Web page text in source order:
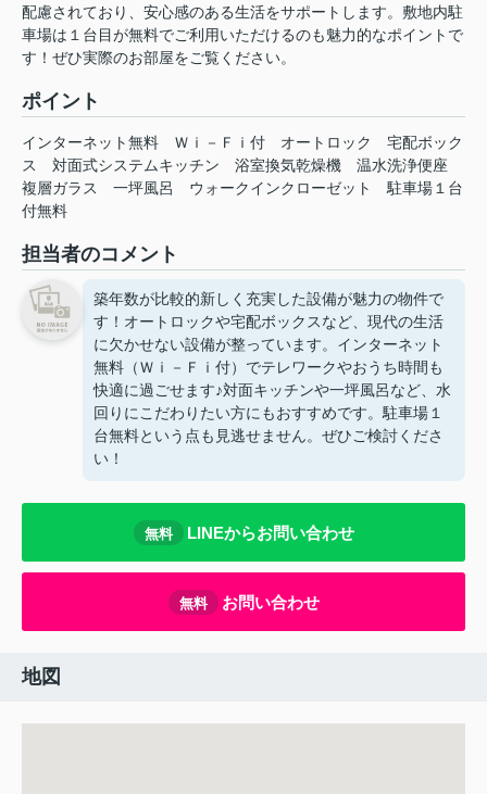
配慮されており、安心感のある生活をサポートします。敷地内駐
車場は１台目が無料でご利用いただけるのも魅力的なポイントで
す！ぜひ実際のお部屋をご覧ください。
ポイント
インターネット無料 Ｗｉ－Ｆｉ付 オートロック
宅配ボック
ス
対面式システムキッチン 浴室換気乾燥機
温水洗浄便座
複層ガラス
一坪風呂 ウォークインクローゼット
駐車場１台
付無料
担当者のコメント
築年数が比較的新しく充実した設備が魅力の物件で
す！オートロックや宅配ボックスなど、現代の生活
に欠かせない設備が整っています。インターネット
無料（Ｗｉ－Ｆｉ付）でテレワークやおうち時間も
快適に過ごせます♪対面キッチンや一坪風呂など、水
回りにこだわりたい方にもおすすめです。駐車場１
台無料という点も見逃せません。ぜひご検討くださ
い！
無料 LINEからお問い合わせ
無料 お問い合わせ
地図